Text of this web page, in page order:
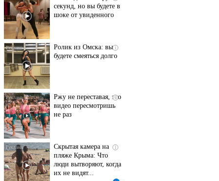
секунд, но вы будете в
шоке от увиденного
i
Ролик из Омска: вы
будете смеяться долго
i
Ржу не переставая, это
видео пересмотришь
не раз
i
Скрытая камера на
пляже Крыма: Что
люди вытворяют, когда
их не видят...